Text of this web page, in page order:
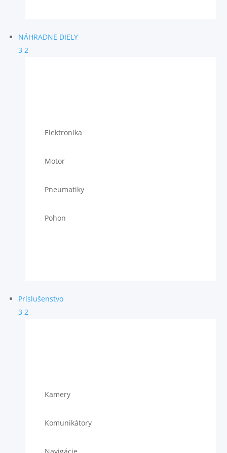
NÁHRADNE DIELY
3 2
Elektronika
Motor
Pneumatiky
Pohon
Príslušenstvo
3 2
Kamery
Komunikátory
Navigácie